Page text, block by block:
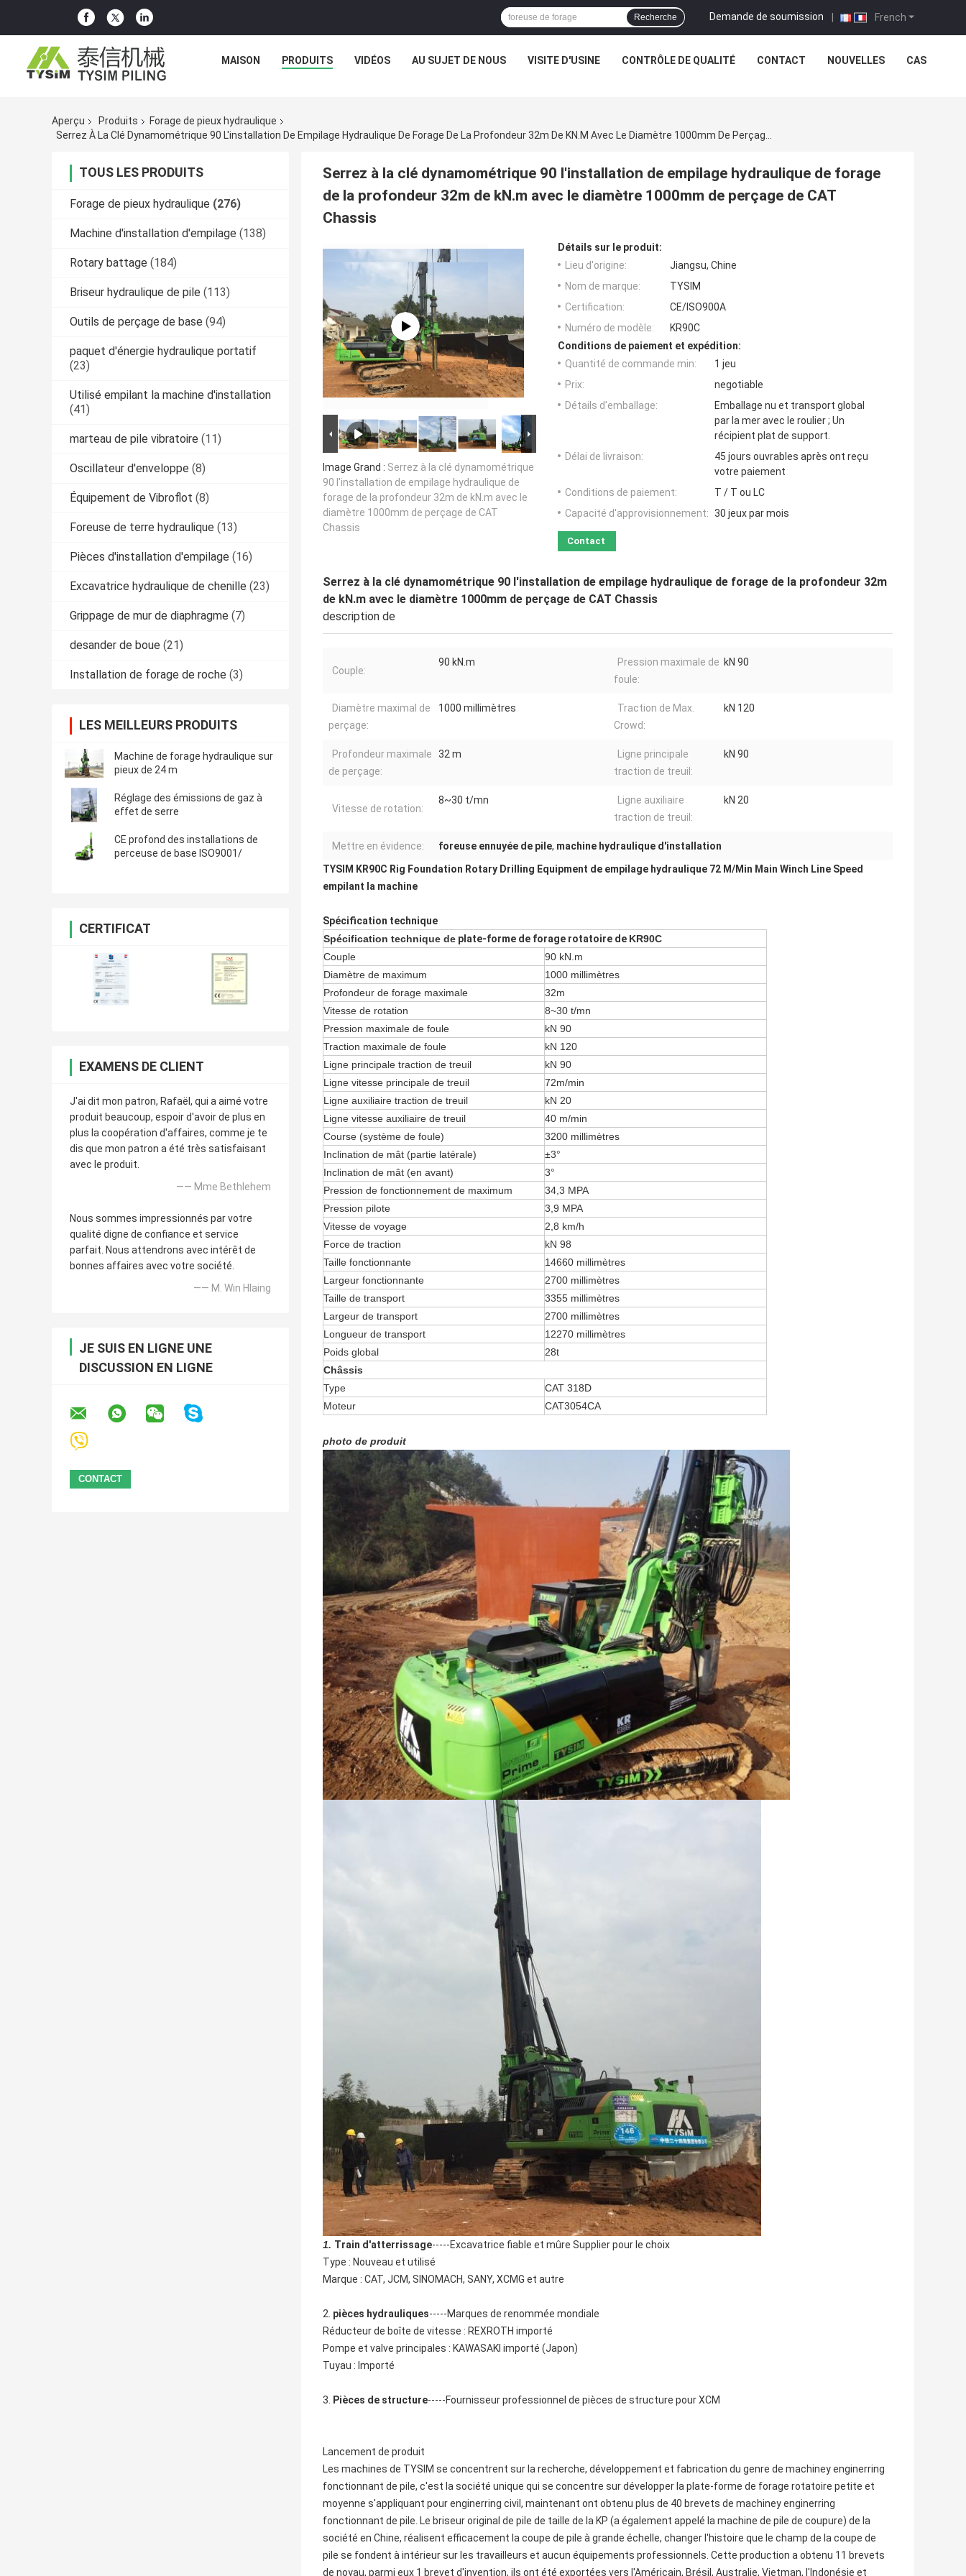
French
Demande de soumission |
Recherche
MAISON PRODUITS VIDÉOS AU SUJET DE NOUS VISITE D'USINE CONTRÔLE DE QUALITÉ CONTACT NOUVELLES CAS
Aperçu Produits
Forage de pieux hydraulique
TOUS LES PRODUITS
Forage de pieux hydraulique (276)
Machine d'installation d'empilage (138)
Rotary battage (184)
Briseur hydraulique de pile (113)
Outils de perçage de base (94)
paquet d'énergie hydraulique portatif
(23)
Utilisé empilant la machine d'installation
(41)
marteau de pile vibratoire (11)
Oscillateur d'enveloppe (8)
Équipement de Vibroflot (8)
Foreuse de terre hydraulique (13)
Pièces d'installation d'empilage (16)
Excavatrice hydraulique de chenille (23)
Grippage de mur de diaphragme (7)
desander de boue (21)
Installation de forage de roche (3)
LES MEILLEURS PRODUITS
Machine de forage hydraulique sur
pieux de 24 m
Réglage des émissions de gaz à
effet de serre
CE profond des installations de
perceuse de base ISO9001/
CERTIFICAT
EXAMENS DE CLIENT
J'ai dit mon patron, Rafaël, qui a aimé votre
produit beaucoup, espoir d'avoir de plus en
plus la coopération d'affaires, comme je te
dis que mon patron a été très satisfaisant
avec le produit.
—— Mme Bethlehem
Nous sommes impressionnés par votre
qualité digne de confiance et service
parfait. Nous attendrons avec intérêt de
bonnes affaires avec votre société.
—— M. Win Hlaing
JE SUIS EN LIGNE UNE
DISCUSSION EN LIGNE
Serrez à la clé dynamométrique 90 l'installation de empilage hydraulique de forage
de la profondeur 32m de kN.m avec le diamètre 1000mm de perçage de CAT
Chassis
Image Grand : Serrez à la clé dynamométrique
90 l'installation de empilage hydraulique de
forage de la profondeur 32m de kN.m avec le
diamètre 1000mm de perçage de CAT
Chassis
Détails sur le produit:
Lieu d'origine:
Jiangsu, Chine
Nom de marque:
TYSIM
Certification:
CE/ISO900A
Numéro de modèle:
KR90C
Conditions de paiement et expédition:
Quantité de commande min:
1 jeu
Prix:
negotiable
Détails d'emballage:
Emballage nu et transport global
par la mer avec le roulier ; Un
récipient plat de support.
Délai de livraison:
45 jours ouvrables après ont reçu
votre paiement
Conditions de paiement:
T / T ou LC
Capacité d'approvisionnement: 30 jeux par mois
Contact
Serrez à la clé dynamométrique 90 l'installation de empilage hydraulique de forage de la profondeur 32m
de kN.m avec le diamètre 1000mm de perçage de CAT Chassis
description de
Couple:
90 kN.m
Pression maximale de
foule:
kN 90
Diamètre maximal de
perçage:
1000 millimètres
Traction de Max.
Crowd:
kN 120
Profondeur maximale
de perçage:
32 m
Ligne principale
traction de treuil:
kN 90
Vitesse de rotation:
8~30 t/mn
Ligne auxiliaire
traction de treuil:
kN 20
Mettre en évidence: foreuse ennuyée de pile, machine hydraulique d'installation
TYSIM KR90C Rig Foundation Rotary Drilling Equipment de empilage hydraulique 72 M/Min Main Winch Line Speed
empilant la machine
Spécification technique
Spécification technique de plate-forme de forage rotatoire de KR90C
Couple
90 kN.m
Diamètre de maximum
1000 millimètres
Profondeur de forage maximale
32m
Vitesse de rotation
8~30 t/mn
Pression maximale de foule
kN 90
Traction maximale de foule
kN 120
Ligne principale traction de treuil
kN 90
Ligne vitesse principale de treuil
72m/min
Ligne auxiliaire traction de treuil
kN 20
Ligne vitesse auxiliaire de treuil
40 m/min
Course (système de foule)
3200 millimètres
Inclination de mât (partie latérale)
±3°
Inclination de mât (en avant)
3°
Pression de fonctionnement de maximum
34,3 MPA
Pression pilote
3,9 MPA
Vitesse de voyage
2,8 km/h
Force de traction
kN 98
Taille fonctionnante
14660 millimètres
Largeur fonctionnante
2700 millimètres
Taille de transport
3355 millimètres
Largeur de transport
2700 millimètres
Longueur de transport
12270 millimètres
Poids global
28t
Châssis
Type
CAT 318D
Moteur
CAT3054CA
photo de produit
1. Train d'atterrissage-----Excavatrice fiable et mûre Supplier pour le choix
Type : Nouveau et utilisé
Marque : CAT, JCM, SINOMACH, SANY, XCMG et autre
2. pièces hydrauliques-----Marques de renommée mondiale
Réducteur de boîte de vitesse : REXROTH importé
Pompe et valve principales : KAWASAKI importé (Japon)
Tuyau : Importé
3. Pièces de structure-----Fournisseur professionnel de pièces de structure pour XCM
Lancement de produit
Les machines de TYSIM se concentrent sur la recherche, développement et fabrication du genre de machiney enginerring
fonctionnant de pile, c'est la société unique qui se concentre sur développer la plate-forme de forage rotatoire petite et
moyenne s'appliquant pour enginerring civil, maintenant ont obtenu plus de 40 brevets de machiney enginerring
fonctionnant de pile. Le briseur original de pile de taille de la KP (a également appelé la machine de pile de coupure) de la
société en Chine, réalisent efficacement la coupe de pile à grande échelle, changer l'histoire que le champ de la coupe de
pile se fondent à intérieur sur les travailleurs et aucun équipements professionnels. Cette production a obtenu 11 brevets
de noyau, parmi eux 1 brevet d'invention, ils ont été exportées vers l'Américain, Brésil, Australie, Vietman, l'Indonésie et